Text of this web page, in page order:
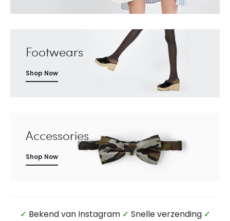
Footwears
Shop Now
Accessories
Shop Now
✓ Bekend van Instagram ✓ Snelle verzending ✓